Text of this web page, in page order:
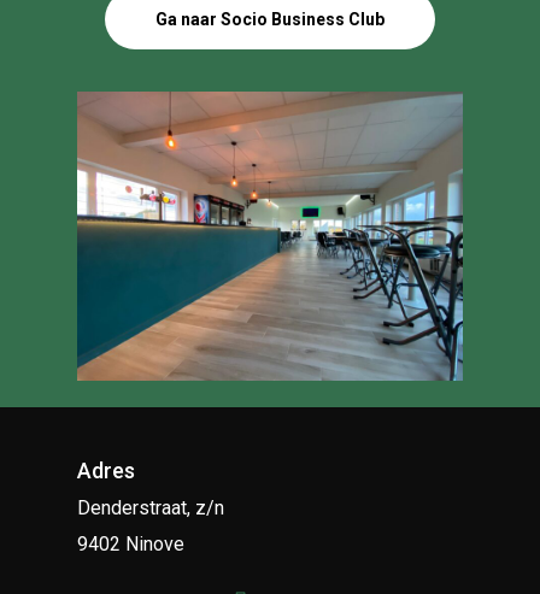
Ga naar Socio Business Club
Adres
Denderstraat, z/n
9402 Ninove